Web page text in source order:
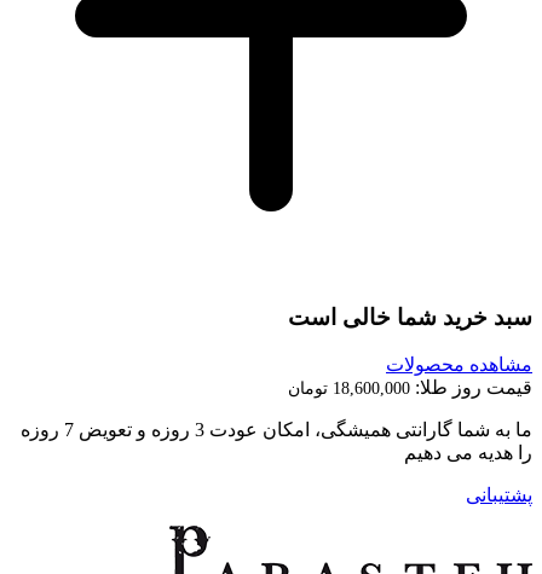
سبد خرید شما خالی است
مشاهده محصولات
قیمت روز طلا: 18,600,000 تومان
ما به شما گارانتی همیشگی، امکان عودت 3 روزه و تعویض 7 روزه
را هدیه می دهیم
پشتیبانی